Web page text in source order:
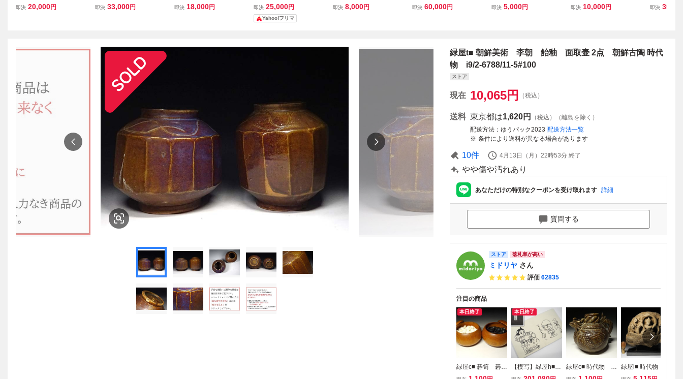
彫刻細工 縁起物 骨董 古
即決 20,000円
付 秋草手面取小壷 花器
即決 33,000円
★★飴釉面取蓋付壷 hk13
即決 18,000円
飴釉 面取 壷 時代物
即決 25,000円
Yahoo!フリマ
皿 朝鮮古陶磁器 時代物
即決 8,000円
李朝 ]／朝鮮・李朝中期／
即決 60,000円
★★飴釉壷 fo112wb.4 花
即決 5,000円
★★染付草文小壷 gq054
即決 10,000円
★★染付寿
即決
緑屋t■ 朝鮮美術 李朝 飴釉 面取壷 2点 朝鮮古陶 時代
物 i9/2-6788/11-5#100
ストア
現在 10,065円 （税込）
送料 東京都は1,620円
（税込）（離島を除く）
配送方法
ゆうパック2023 配送方法一覧
条件により送料が異なる場合があります
10件 4月13日（月）22時53分 終了
やや傷や汚れあり
あなただけの特別なクーポンを受け取れます 詳細
質問する
ストア 落札率が高い
ミドリヤ さん
評価 62835
注目の商品
本日終了
緑屋c■ 碁笥 碁
石 那智黒 蛤 厚
本日終了
【模写】緑屋h■
直筆 イラスト サ
緑屋c■ 時代物 黒
褐釉 水注 高麗
緑屋i■ 時代物 ク
メール 石板 石